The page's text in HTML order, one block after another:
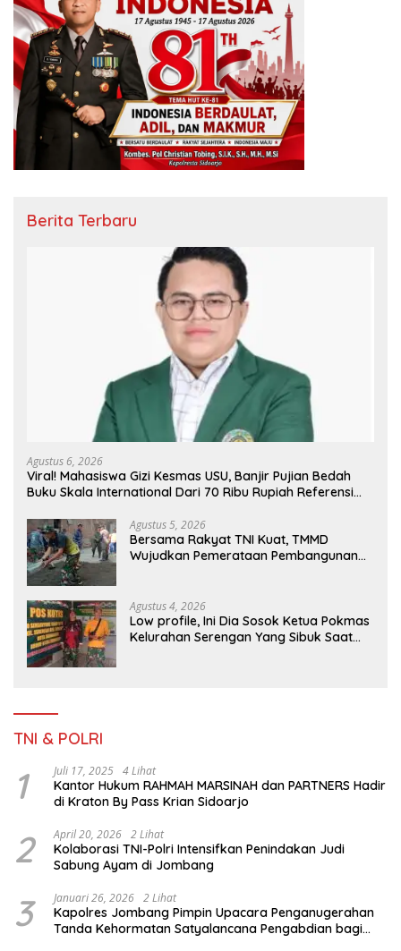
Berita Terbaru
Agustus 6, 2026
Viral! Mahasiswa Gizi Kesmas USU, Banjir Pujian Bedah
Buku Skala International Dari 70 Ribu Rupiah Referensi
Agustus 5, 2026
Bersama Rakyat TNI Kuat, TMMD
Wujudkan Pemerataan Pembangunan
Agustus 4, 2026
Low profile, Ini Dia Sosok Ketua Pokmas
Kelurahan Serengan Yang Sibuk Saat
TNI & POLRI
1 Juli 17, 2025 4 Lihat
Kantor Hukum RAHMAH MARSINAH dan PARTNERS Hadir
di Kraton By Pass Krian Sidoarjo
2 April 20, 2026 2 Lihat
Kolaborasi TNI-Polri Intensifkan Penindakan Judi
Sabung Ayam di Jombang
3 Januari 26, 2026 2 Lihat
Kapolres Jombang Pimpin Upacara Penganugerahan
Tanda Kehormatan Satyalancana Pengabdian bagi